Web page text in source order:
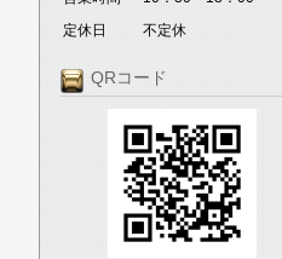
定休日
不定休
QRコード